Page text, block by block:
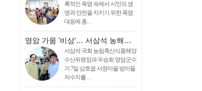
록적인 폭염 속에서 시민의 생
명과 안전을 지키기 위한 폭염
대응에 총…
영암 가뭄 '비상'… 서삼석 농해…
서삼석 국회 농림축산식품해양
수산위원장과 우승희 영암군수
가 7일 삼호읍 서창마을 방아들
저수지를 …